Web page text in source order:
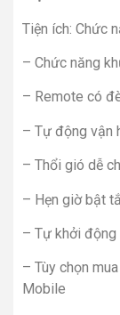
Tiện ích: Chức
– Chức năng
– Remote có
– Tự động vận
– Thổi gió dễ
– Hẹn giờ bật
– Tự khởi
– Tùy chọn
Mobile